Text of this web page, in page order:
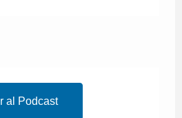
Ir al Podcast